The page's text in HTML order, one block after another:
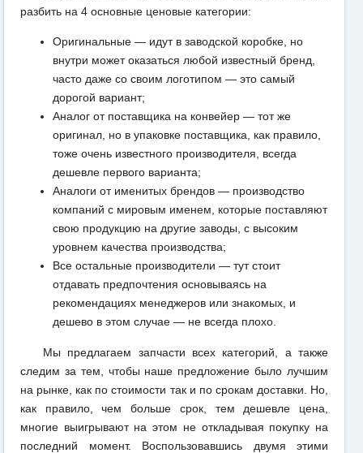
разбить на 4 основные ценовые категории:
Оригинальные — идут в заводской коробке, но
внутри может оказаться любой известный бренд,
часто даже со своим логотипом — это самый
дорогой вариант;
Аналог от поставщика на конвейер — тот же
оригинал, но в упаковке поставщика, как правило,
тоже очень известного производителя, всегда
дешевле первого варианта;
Аналоги от именитых брендов — производство
компаний с мировым именем, которые поставляют
свою продукцию на другие заводы, с высоким
уровнем качества производства;
Все остальные производители — тут стоит
отдавать предпочтения основываясь на
рекомендациях менеджеров или знакомых, и
дешево в этом случае — не всегда плохо.
Мы предлагаем запчасти всех категорий, а также
следим за тем, чтобы наше предложение было лучшим
на рынке, как по стоимости так и по срокам доставки. Но,
как правило, чем больше срок, тем дешевле цена,
многие выигрывают на этом не откладывая покупку на
последний момент. Воспользовавшись двумя этими